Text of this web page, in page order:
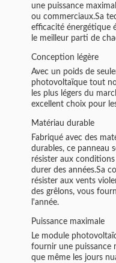
une puissance
ou commerciaux.Sa
efficacité énergétique
le meilleur parti de
Conception légère
Avec un poids de
photovoltaïque tout
les plus légers du
excellent choix pour
Matériau durable
Fabriqué avec des
durables, ce panneau
résister aux
durer des années.Sa
résister aux vents
des grêlons, vous
l'année.
Puissance maximale
Le module
fournir une puissance
que même les jours